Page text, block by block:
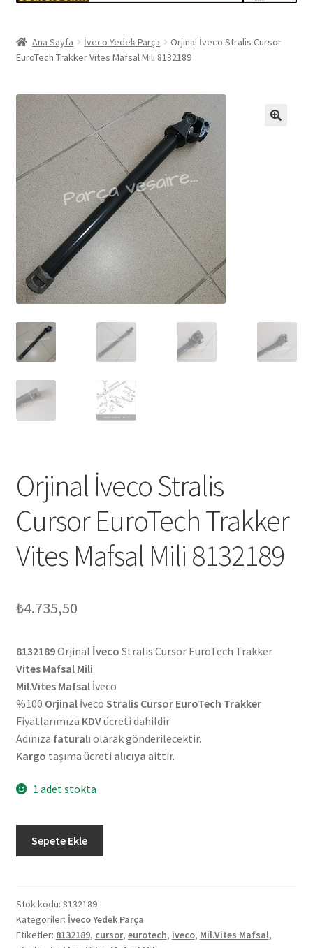
Ana Sayfa İveco Yedek Parça
Orjinal İveco Stralis Cursor
EuroTech Trakker Vites Mafsal Mili 8132189
Orjinal İveco Stralis
Cursor EuroTech Trakker
Vites Mafsal Mili 8132189
₺4.735,50
8132189Orjinal İveco Stralis Cursor EuroTech Trakker
Vites Mafsal Mili
Mil.Vites Mafsalİveco
%100 Orjinalİveco Stralis Cursor EuroTech Trakker
Fiyatlarımıza KDVücreti dahildir
Adınıza faturalı olarak gönderilecektir.
Kargo taşıma ücreti alıcıya aittir.
1 adet stokta
EuroTech
Trakker
Vites
Sepete Ekle
Stok kodu: 8132189
Kategoriler: İveco Yedek Parça
Etiketler: 8132189, cursor, eurotech, iveco, Mil.Vites Mafsal,